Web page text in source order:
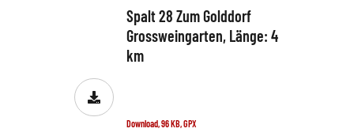
Spalt 28 Zum Golddorf
Grossweingarten, Länge: 4
km
Download, 96 KB, GPX